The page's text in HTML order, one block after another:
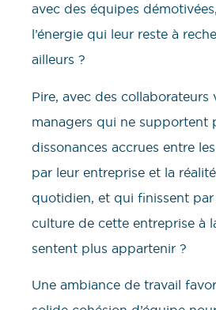
avec des équipes
l’énergie qui leur reste à
ailleurs ?
Pire, avec des collaborateurs
managers qui ne supportent
dissonances accrues entre
par leur entreprise et la
quotidien, et qui finissent
culture de cette entreprise à
sentent plus appartenir ?
Une ambiance de travail